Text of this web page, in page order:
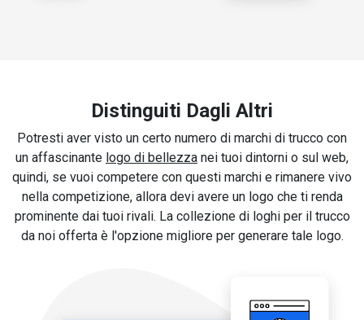
Distinguiti Dagli Altri
Potresti aver visto un certo numero di marchi di trucco con
un affascinante logo di bellezza nei tuoi dintorni o sul web,
quindi, se vuoi competere con questi marchi e rimanere vivo
nella competizione, allora devi avere un logo che ti renda
prominente dai tuoi rivali. La collezione di loghi per il trucco
da noi offerta è l'opzione migliore per generare tale logo.